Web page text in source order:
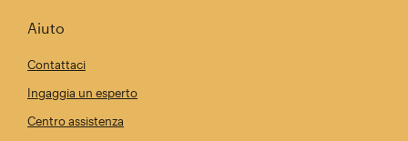
Aiuto
Contattaci
Ingaggia un esperto
Centro assistenza